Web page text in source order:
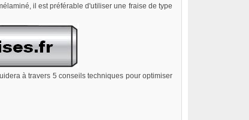
il est préférable d'utiliser une fraise de type
à travers 5 conseils techniques pour optimiser